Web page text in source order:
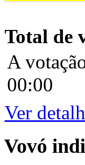
Total de
A
00:00
Ver
Vovó